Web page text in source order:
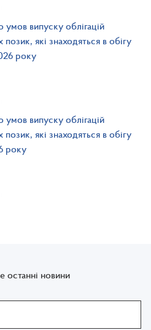
випуску облігацій
які знаходяться в обігу
року
випуску облігацій
які знаходяться в обігу
року
останні новини